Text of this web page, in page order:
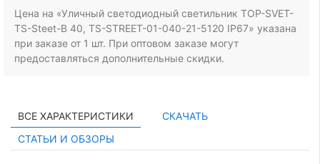
Цена на «Уличный светодиодный светильник TOP-SVET-
TS-Steet-B 40, TS-STREET-01-040-21-5120 IP67» указана
при заказе от 1 шт. При оптовом заказе могут
предоставляться дополнительные скидки.
ВСЕ ХАРАКТЕРИСТИКИ
СКАЧАТЬ
СТАТЬИ И ОБЗОРЫ